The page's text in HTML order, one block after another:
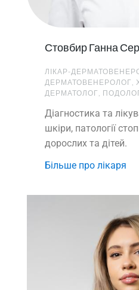
Стовбир Ганна
ЛІКАР-
ДЕРМАТОВЕНЕРОЛОГ,
ДЕРМАТОЛОГ,
Діагностика та
шкіри, патології
дорослих та дітей.
Більше про лікаря